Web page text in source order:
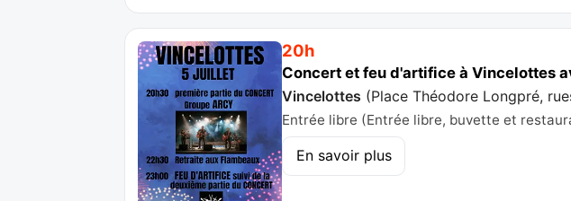
20h
Concert et feu d'artifice à Vincelottes
Vincelottes (Place Théodore Longpré,
Entrée libre (Entrée libre, buvette et
En savoir plus